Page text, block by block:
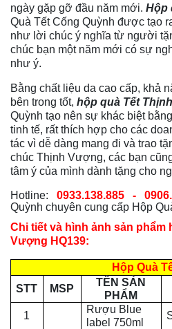
ngày gặp gỡ đầu năm mới. Hộp
Quà Tết Cống Quỳnh được tạo
như lời chúc ý nghĩa từ người
chúc bạn một năm mới có sự
như ý.
Bằng chất liệu da cao cấp, khả
bên trong tốt, hộp quà Tết
Quỳnh tạo nên sự khác biệt
tinh tế, rất thích hợp cho các
tác vì dễ dàng mang đi và trao
chúc Thịnh Vượng, các bạn
tâm ý của mình dành tặng cho
Hotline: 0933.138.885 -
Quỳnh chuyên cung cấp Hộp
Chi tiết và hình ảnh sản phẩm
Vượng HQ139:
Hộp Quà
STT
MSP
TÊN SẢN
PHẨM
1
Rượu Blue
label 750ml